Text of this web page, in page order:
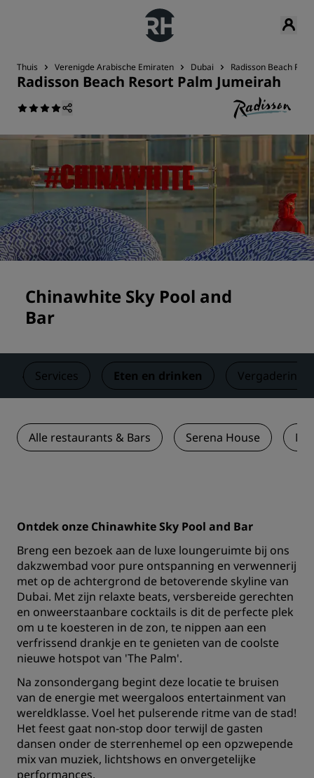
Thuis Verenigde Arabische Emiraten Dubai Radisson Beach
Radisson Beach Resort Palm Jumeirah
Chinawhite Sky Pool and
Bar
Services Eten en drinken
Alle restaurants & Bars Serena House
Ontdek onze Chinawhite Sky Pool and Bar
Breng een bezoek aan de luxe loungeruimte bij ons
dakzwembad voor pure ontspanning en verwennerij
met op de achtergrond de betoverende skyline van
Dubai. Met zijn relaxte beats, versbereide gerechten
en onweerstaanbare cocktails is dit de perfecte plek
om u te koesteren in de zon, te nippen aan een
verfrissend drankje en te genieten van de coolste
nieuwe hotspot van 'The Palm'.
Na zonsondergang begint deze locatie te bruisen
van de energie met weergaloos entertainment van
wereldklasse. Voel het pulserende ritme van de stad!
Het feest gaat non-stop door terwijl de gasten
dansen onder de sterrenhemel op een opzwepende
mix van muziek, lichtshows en onvergetelijke
performances.